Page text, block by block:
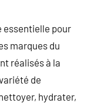
essentielle pour
marques du
réalisés à la
de
hydrater,